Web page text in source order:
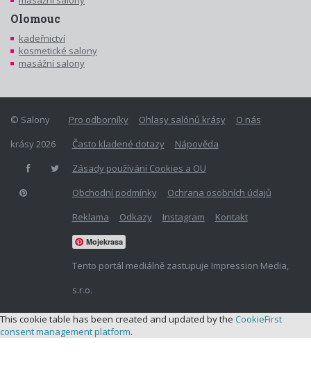
Olomouc
kadeřnictví
kosmetické salony
masážní salony
Pro odborníky Ohlasy salónů krásy
O nás
Často kladené dotazy
Nápověda
Zásady používání Cookies a OU
Obchodní podmínky
Ochrana osobních údajů
Reklama
Odkazy Instagram Kontakt
Mojekrasa
Tento portál mediálně zastupuje Impression Media,
s.r.o.
© Salony
krásy 2026
This cookie table has been created and updated by the CookieFirst
consent management platform.